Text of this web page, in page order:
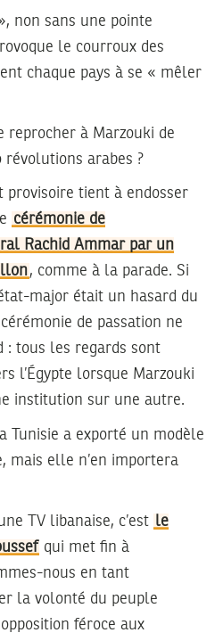
non sans une pointe
le courroux des
chaque pays à se « mêler
reprocher à Marzouki de
révolutions arabes ?
provisoire tient à endosser
cérémonie de
Rachid Ammar par un
, comme à la parade. Si
major était un hasard du
de passation ne
: tous les regards sont
l’Égypte lorsque Marzouki
institution sur une autre.
Tunisie a exporté un modèle
mais elle n’en importera
TV libanaise, c’est le
qui met fin à
nous en tant
la volonté du peuple
féroce aux